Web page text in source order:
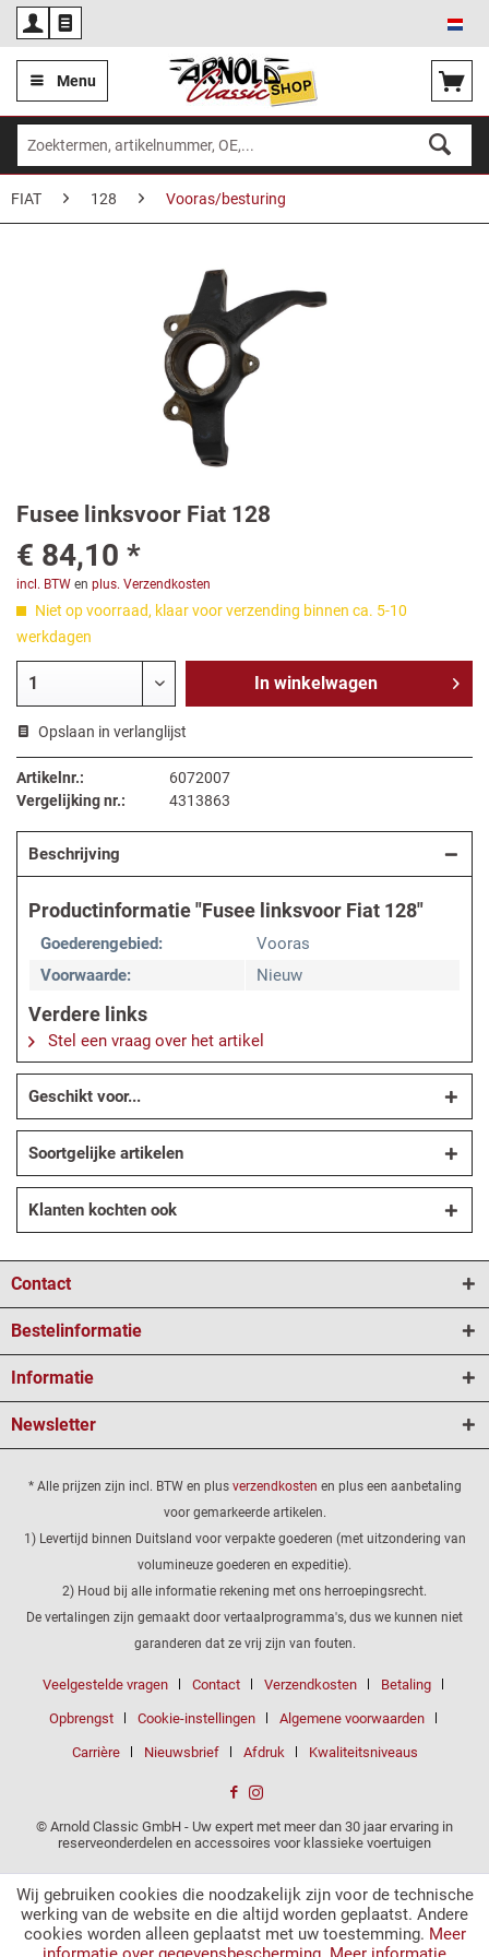
Menu
FIAT 128 Vooras/besturing
Fusee linksvoor Fiat 128
€ 84,10 *
incl. BTW en plus. Verzendkosten
Niet op voorraad, klaar voor verzending binnen ca. 5-10
werkdagen
In winkelwagen
Opslaan in verlanglijst
Artikelnr.:
6072007
Vergelijking nr.:
4313863
Beschrijving
Productinformatie "Fusee linksvoor Fiat 128"
Goederengebied:
Vooras
Voorwaarde:
Nieuw
Verdere links
Stel een vraag over het artikel
Geschikt voor...
Soortgelijke artikelen
Klanten kochten ook
Contact
Bestelinformatie
Informatie
Newsletter
* Alle prijzen zijn incl. BTW en plus verzendkosten en plus een aanbetaling
voor gemarkeerde artikelen.
1) Levertijd binnen Duitsland voor verpakte goederen (met uitzondering van
volumineuze goederen en expeditie).
2) Houd bij alle informatie rekening met ons herroepingsrecht.
De vertalingen zijn gemaakt door vertaalprogramma's, dus we kunnen niet
garanderen dat ze vrij zijn van fouten.
Veelgestelde vragen Contact Verzendkosten Betaling
Opbrengst Cookie-instellingen Algemene voorwaarden
Carrière Nieuwsbrief Afdruk Kwaliteitsniveaus
© Arnold Classic GmbH - Uw expert met meer dan 30 jaar ervaring in
reserveonderdelen en accessoires voor klassieke voertuigen
Wij gebruiken cookies die noodzakelijk zijn voor de technische
werking van de website en die altijd worden geplaatst. Andere
cookies worden alleen geplaatst met uw toestemming. Meer